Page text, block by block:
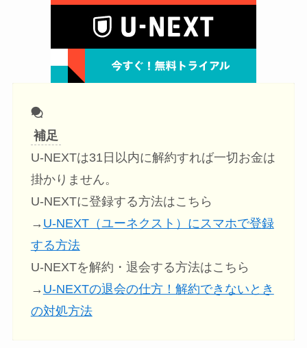
補足
U-NEXTは31日以内に解約すれば一切お金は
掛かりません。
U-NEXTに登録する方法はこちら
→ U-NEXT（ユーネクスト）にスマホで登録
する方法
U-NEXTを解約・退会する方法はこちら
→ U-NEXTの退会の仕方！解約できないとき
の対処方法